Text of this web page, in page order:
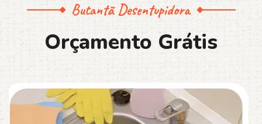
Butantã Desentupidora
Orçamento Grátis